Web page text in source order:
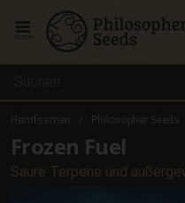
Hamfsamen Philosopher Seeds
Frozen Fuel
Saure Terpene und